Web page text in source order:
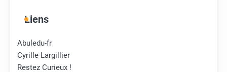
Liens
Abuledu-fr
Cyrille Largillier
Restez Curieux !